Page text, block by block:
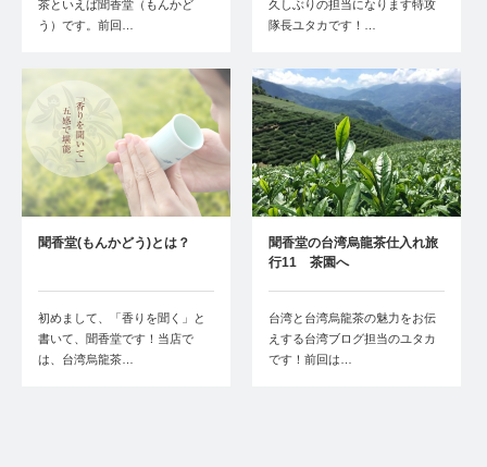
茶といえば聞香堂（もんかど
う）です。前回…
久しぶりの担当になります特攻
隊長ユタカです！…
聞香堂(もんかどう)とは？
初めまして、「香りを聞く」と
書いて、聞香堂です！当店で
は、台湾烏龍茶…
聞香堂の台湾烏龍茶仕入れ旅
行11 茶園へ
台湾と台湾烏龍茶の魅力をお伝
えする台湾ブログ担当のユタカ
です！前回は…